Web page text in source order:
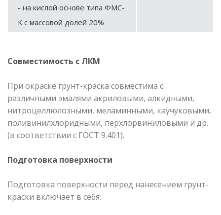
- на кислой основе типа ФМС-
К с массовой долей 20%
Совместимость с ЛКМ
При окраске грунт-краска совместима с
различными эмалями акриловыми, алкидными,
нитроцеллюлозными, меламинными, каучуковыми,
поливинилхлоридными, перхлорвиниловыми и др.
(в соответствии с ГОСТ 9.401).
Подготовка поверхности
Подготовка поверхности перед нанесением грунт-
краски включает в себя: